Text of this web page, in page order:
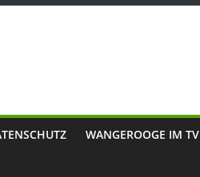
WANGEROOGE IM TV